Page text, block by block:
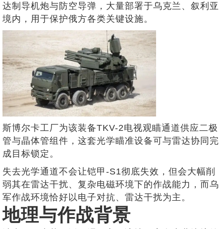
达制导机炮与防空导弹，大量部署于乌克兰、叙利亚
境内，用于保护俄方各类关键设施。
斯博尔卡工厂为该装备TKV-2电视观瞄通道供应二极
管与晶体管组件，这套光学瞄准设备可与雷达协同完
成目标锁定。
失去光学通道不会让铠甲-S1彻底失效，但会大幅削
弱其在雷达干扰、复杂电磁环境下的作战能力，而乌
军作战环境恰好以电子对抗、雷达干扰为主。
地理与作战背景